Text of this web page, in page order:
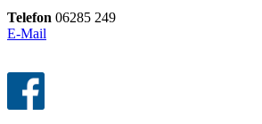
Telefon 06285 249
E-Mail